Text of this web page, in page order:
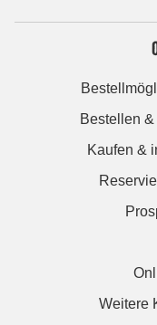
Bestellen
Kaufen &
Weitere